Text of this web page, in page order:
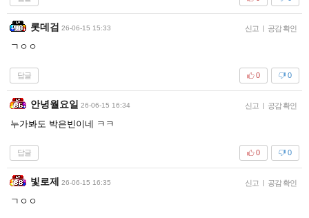
롯데검 26-06-15 15:33 신고 | 공감 확인
ㄱㅇㅇ
답글 0
0
안녕월요일 26-06-15 16:34 신고 | 공감 확인
누가봐도 박은빈이네 ㅋㅋ
답글 0
0
빛로제 26-06-15 16:35 신고 | 공감 확인
ㄱㅇㅇ